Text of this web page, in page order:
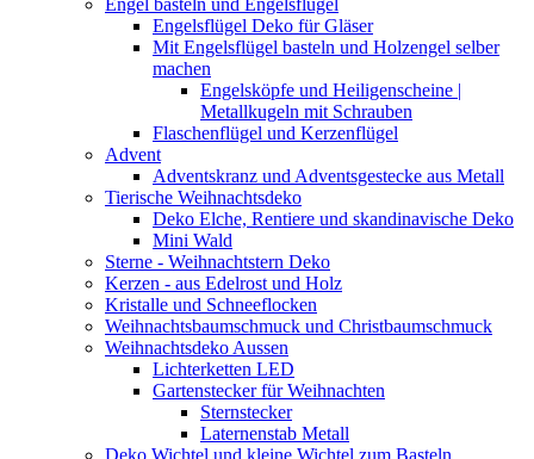
Engel basteln und Engelsflügel
Engelsflügel Deko für Gläser
Mit Engelsflügel basteln und Holzengel selber
machen
Engelsköpfe und Heiligenscheine |
Metallkugeln mit Schrauben
Flaschenflügel und Kerzenflügel
Advent
Adventskranz und Adventsgestecke aus Metall
Tierische Weihnachtsdeko
Deko Elche, Rentiere und skandinavische Deko
Mini Wald
Sterne - Weihnachtstern Deko
Kerzen - aus Edelrost und Holz
Kristalle und Schneeflocken
Weihnachtsbaumschmuck und Christbaumschmuck
Weihnachtsdeko Aussen
Lichterketten LED
Gartenstecker für Weihnachten
Sternstecker
Laternenstab Metall
Deko Wichtel und kleine Wichtel zum Basteln